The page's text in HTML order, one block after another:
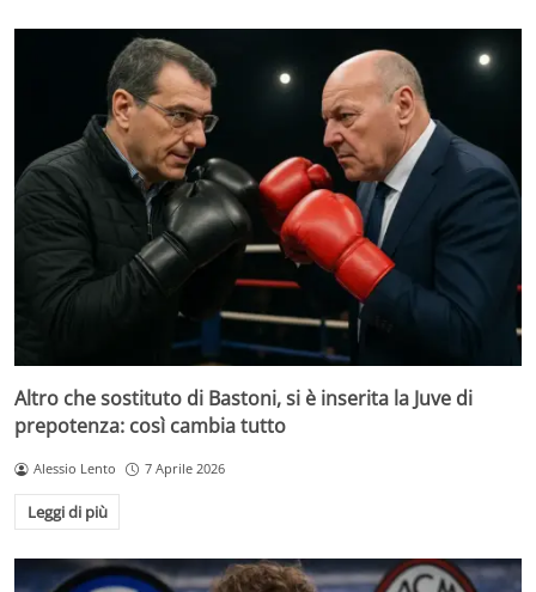
Altro che sostituto di Bastoni, si è inserita la Juve di
prepotenza: così cambia tutto
Alessio Lento 7 Aprile 2026
Leggi di più